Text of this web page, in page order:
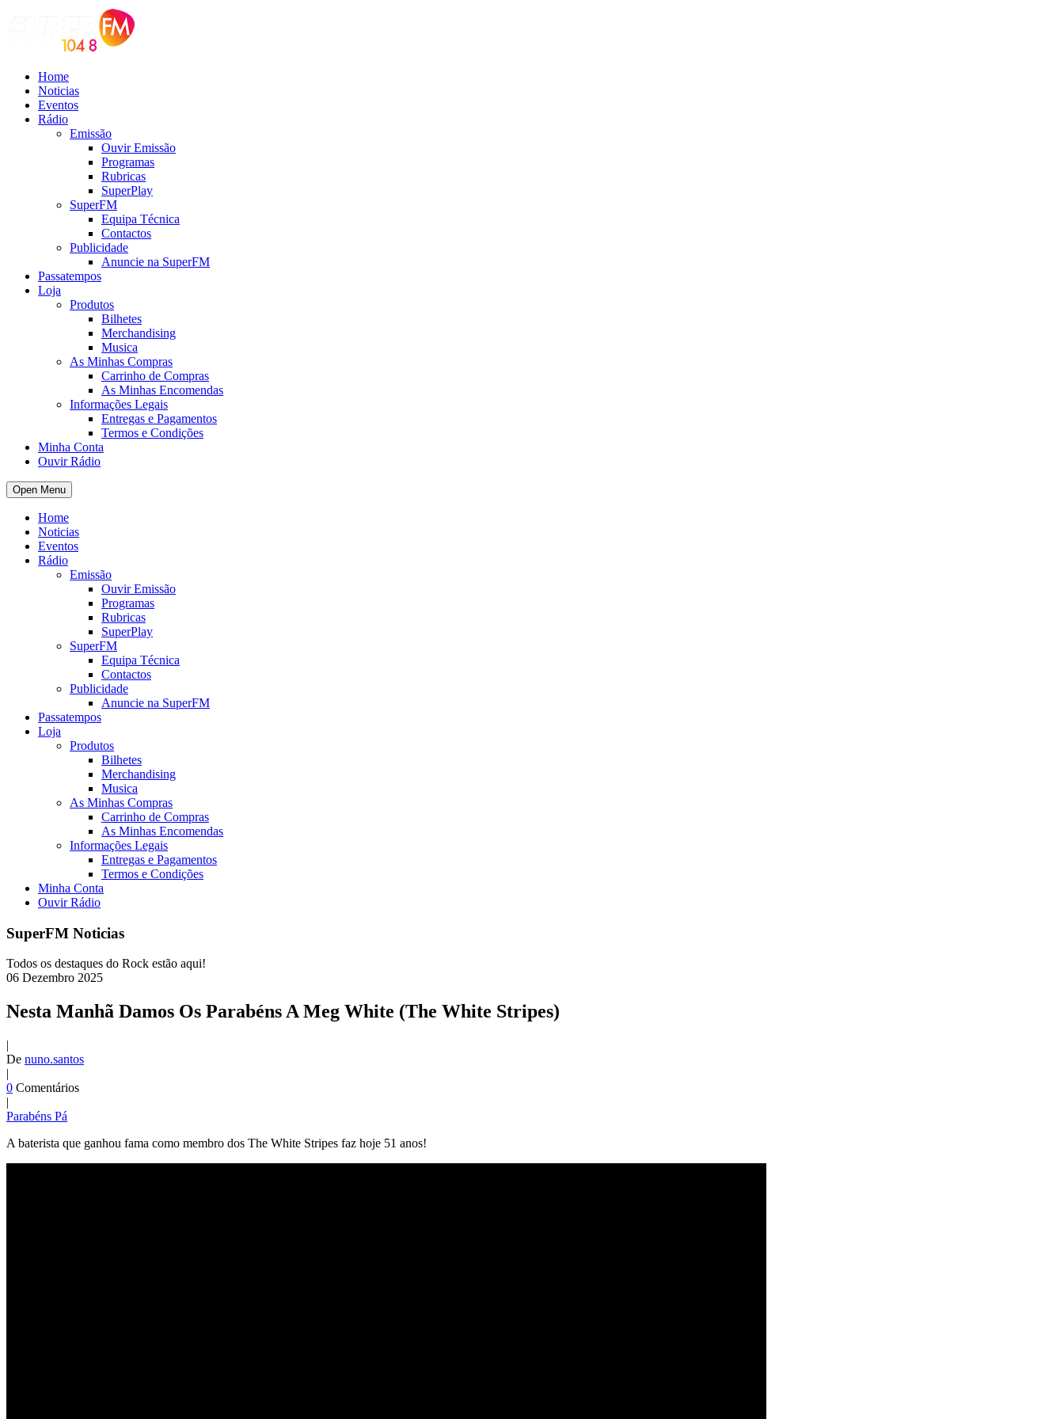
Home
Noticias
Eventos
Rádio
Emissão
Ouvir Emissão
Programas
Rubricas
SuperPlay
SuperFM
Equipa Técnica
Contactos
Publicidade
Anuncie na SuperFM
Passatempos
Loja
Produtos
Bilhetes
Merchandising
Musica
As Minhas Compras
Carrinho de Compras
As Minhas Encomendas
Informações Legais
Entregas e Pagamentos
Termos e Condições
Minha Conta
Ouvir Rádio
Open Menu
Home
Noticias
Eventos
Rádio
Emissão
Ouvir Emissão
Programas
Rubricas
SuperPlay
SuperFM
Equipa Técnica
Contactos
Publicidade
Anuncie na SuperFM
Passatempos
Loja
Produtos
Bilhetes
Merchandising
Musica
As Minhas Compras
Carrinho de Compras
As Minhas Encomendas
Informações Legais
Entregas e Pagamentos
Termos e Condições
Minha Conta
Ouvir Rádio
SuperFM Noticias
Todos os destaques do Rock estão aqui!
06 Dezembro 2025
Nesta Manhã Damos Os Parabéns A Meg White (The White Stripes)
|
De nuno.santos
|
0 Comentários
|
Parabéns Pá
A baterista que ganhou fama como membro dos The White Stripes faz hoje 51 anos!